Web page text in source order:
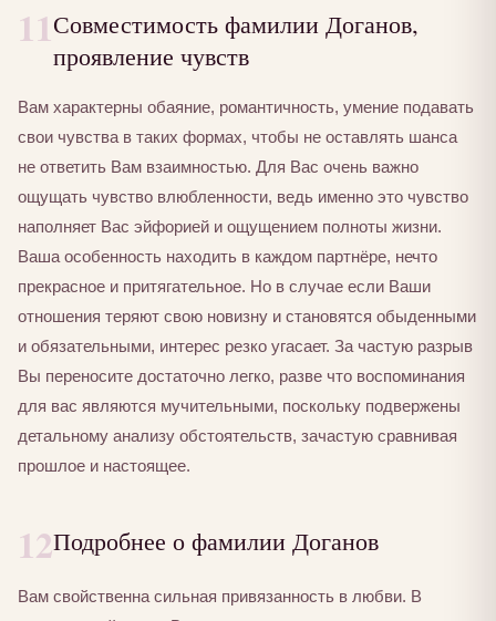
11Совместимость фамилии Доганов,
проявление чувств
Вам характерны обаяние, романтичность, умение подавать
свои чувства в таких формах, чтобы не оставлять шанса
не ответить Вам взаимностью. Для Вас очень важно
ощущать чувство влюбленности, ведь именно это чувство
наполняет Вас эйфорией и ощущением полноты жизни.
Ваша особенность находить в каждом партнёре, нечто
прекрасное и притягательное. Но в случае если Ваши
отношения теряют свою новизну и становятся обыденными
и обязательными, интерес резко угасает. За частую разрыв
Вы переносите достаточно легко, разве что воспоминания
для вас являются мучительными, поскольку подвержены
детальному анализу обстоятельств, зачастую сравнивая
прошлое и настоящее.
12Подробнее о фамилии Доганов
Вам свойственна сильная привязанность в любви. В